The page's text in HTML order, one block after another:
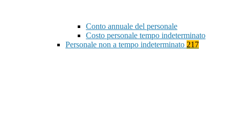
Conto annuale del personale
Costo personale tempo indeterminato
Personale non a tempo indeterminato 217